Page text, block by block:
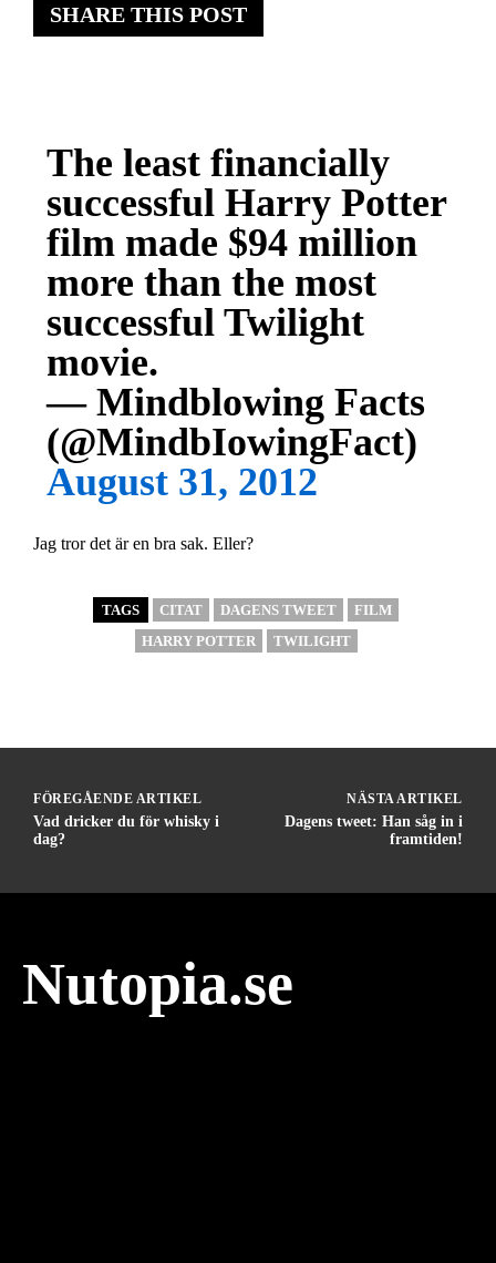
SHARE THIS POST
The least financially
successful Harry Potter
film made $94 million
more than the most
successful Twilight
movie.
— Mindblowing Facts
(@MindbIowingFact)
August 31, 2012
Jag tror det är en bra sak. Eller?
TAGS CITAT DAGENS TWEET
FILM
HARRY POTTER
TWILIGHT
FÖREGÅENDE ARTIKEL
Vad dricker du för whisky i
dag?
NÄSTA ARTIKEL
Dagens tweet: Han såg in i
framtiden!
Nutopia.se